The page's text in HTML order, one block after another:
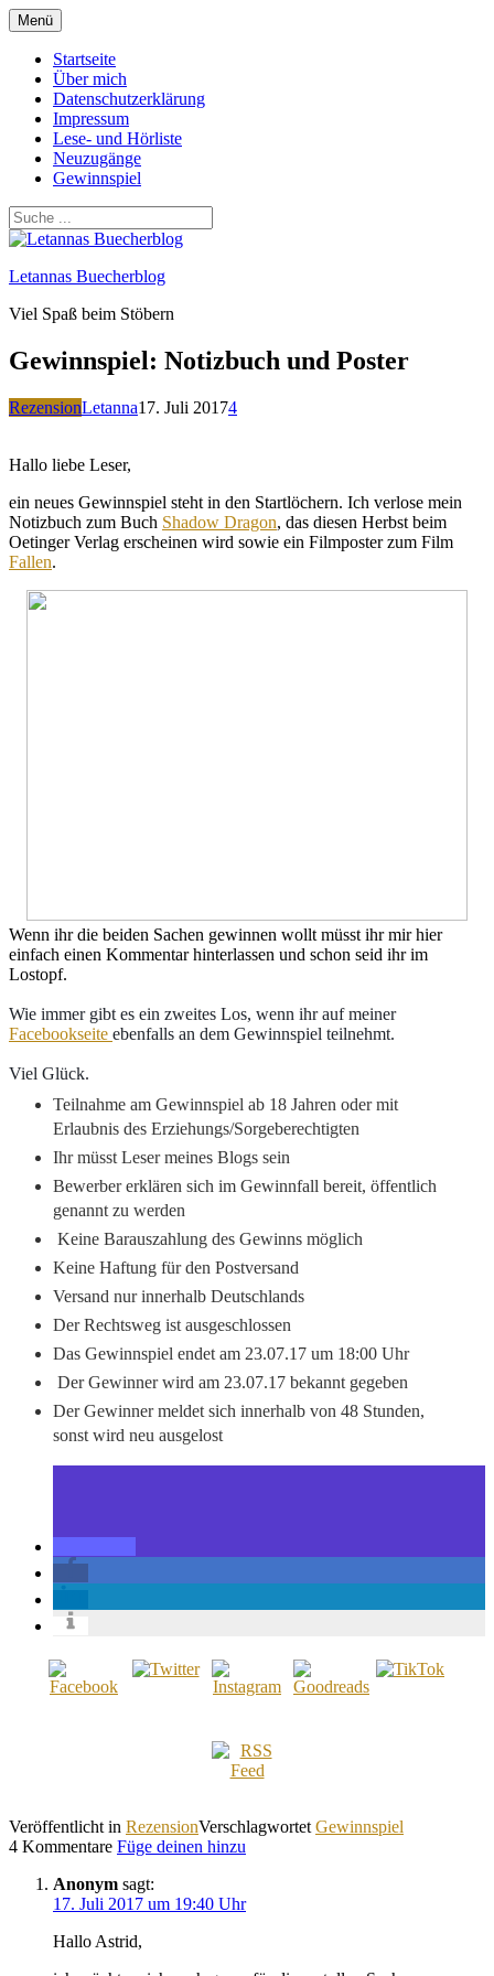
Zum
Inhalt
springen
Menü
Startseite
Über mich
Datenschutzerklärung
Impressum
Lese- und Hörliste
Neuzugänge
Gewinnspiel
Letannas Buecherblog
Viel Spaß beim Stöbern
Gewinnspiel: Notizbuch und Poster
RezensionLetanna17. Juli 20174
Hallo liebe Leser,
ein neues Gewinnspiel steht in den Startlöchern. Ich verlose mein
Notizbuch zum Buch Shadow Dragon, das diesen Herbst beim
Oetinger Verlag erscheinen wird sowie ein Filmposter zum Film
Fallen.
Wenn ihr die beiden Sachen gewinnen wollt müsst ihr mir hier
einfach einen Kommentar hinterlassen und schon seid ihr im
Lostopf.
Wie immer gibt es ein zweites Los, wenn ihr auf meiner
Facebookseite ebenfalls an dem Gewinnspiel teilnehmt.
Viel Glück.
Teilnahme am Gewinnspiel ab 18 Jahren oder mit
Erlaubnis des Erziehungs/Sorgeberechtigten
Ihr müsst Leser meines Blogs sein
Bewerber erklären sich im Gewinnfall bereit, öffentlich
genannt zu werden
Keine Barauszahlung des Gewinns möglich
Keine Haftung für den Postversand
Versand nur innerhalb Deutschlands
Der Rechtsweg ist ausgeschlossen
Das Gewinnspiel endet am 23.07.17 um 18:00 Uhr
Der Gewinner wird am 23.07.17 bekannt gegeben
Der Gewinner meldet sich innerhalb von 48 Stunden,
sonst wird neu ausgelost
Veröffentlicht in RezensionVerschlagwortet Gewinnspiel
4 Kommentare Füge deinen hinzu
Anonym sagt:
17. Juli 2017 um 19:40 Uhr
Hallo Astrid,